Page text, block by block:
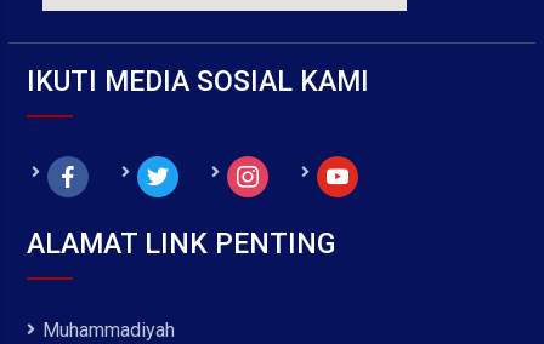
IKUTI MEDIA SOSIAL KAMI
facebook twitter instagram youtube
ALAMAT LINK PENTING
Muhammadiyah